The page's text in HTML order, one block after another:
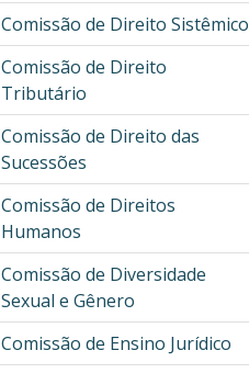
Comissão de Direito Sistêmico
Comissão de Direito
Tributário
Comissão de Direito das
Sucessões
Comissão de Direitos
Humanos
Comissão de Diversidade
Sexual e Gênero
Comissão de Ensino Jurídico